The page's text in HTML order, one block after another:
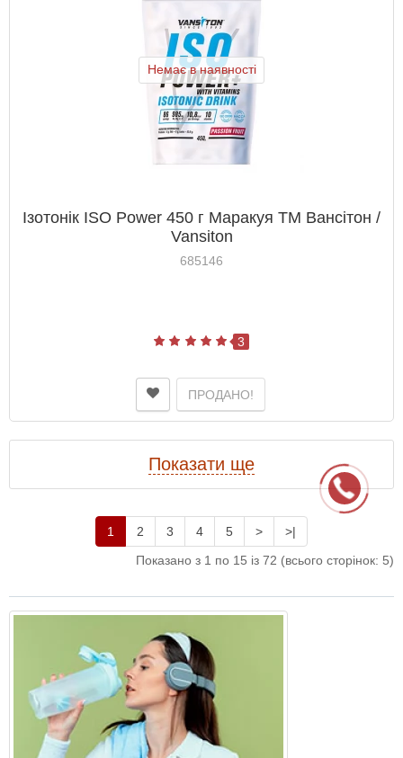
Немає в наявності
Ізотонік ISO Power 450 г Маракуя ТМ Вансітон /
Vansiton
685146
3
ПРОДАНО!
Показати ще
1 2 3 4 5 >
>|
Показано з 1 по 15 із 72 (всього сторінок: 5)